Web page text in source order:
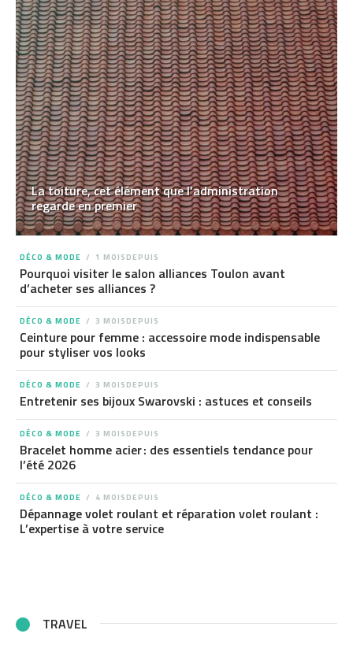
La toiture, cet élément que l’administration
regarde en premier
DÉCO & MODE 1 MOISDEPUIS
Pourquoi visiter le salon alliances Toulon avant
d’acheter ses alliances ?
DÉCO & MODE 3 MOISDEPUIS
Ceinture pour femme : accessoire mode indispensable
pour styliser vos looks
DÉCO & MODE 3 MOISDEPUIS
Entretenir ses bijoux Swarovski : astuces et conseils
DÉCO & MODE 3 MOISDEPUIS
Bracelet homme acier : des essentiels tendance pour
l’été 2026
DÉCO & MODE 4 MOISDEPUIS
Dépannage volet roulant et réparation volet roulant :
L’expertise à votre service
TRAVEL